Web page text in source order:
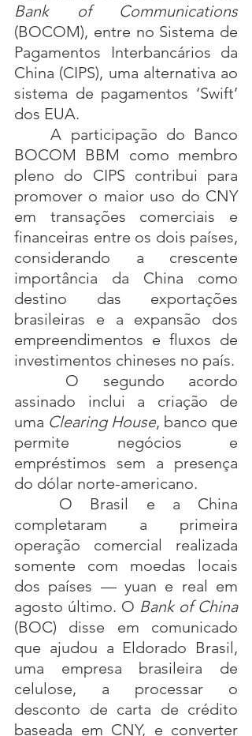
Bank of Communications
(BOCOM), entre no Sistema de
Pagamentos Interbancários da
China (CIPS), uma alternativa ao
sistema de pagamentos ‘Swift’
dos EUA.
A participação do Banco
BOCOM BBM como membro
pleno do CIPS contribui para
promover o maior uso do CNY
em transações comerciais e
financeiras entre os dois países,
considerando a crescente
importância da China como
destino das exportações
brasileiras e a expansão dos
empreendimentos e fluxos de
investimentos chineses no país.
O segundo acordo
assinado inclui a criação de
uma Clearing House, banco que
permite negócios e
empréstimos sem a presença
do dólar norte-americano.
O Brasil e a China
completaram a primeira
operação comercial realizada
somente com moedas locais
dos países — yuan e real em
agosto último. O
Bank of China
(BOC) disse em comunicado
que ajudou a Eldorado Brasil,
uma empresa brasileira de
celulose, a processar o
desconto de carta de crédito
baseada em CNY, e converter